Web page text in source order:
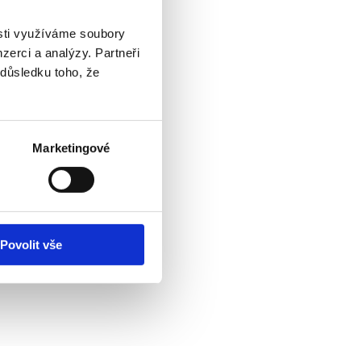
využíváme soubory
a analýzy. Partneři
toho, že
Marketingové
Povolit vše